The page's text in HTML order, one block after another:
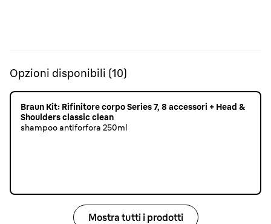
Opzioni disponibili (10)
Braun Kit: Rifinitore corpo Series 7, 8 accessori + Head &
Shoulders classic clean
shampoo antiforfora 250ml
Mostra tutti i prodotti